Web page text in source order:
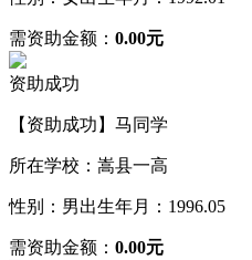
需资助金额： 0.00元
资助成功
【资助成功】马同学
所在学校：嵩县一高
性别：男出生年月：1996.05
需资助金额： 0.00元